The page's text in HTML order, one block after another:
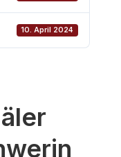
10. April 2024